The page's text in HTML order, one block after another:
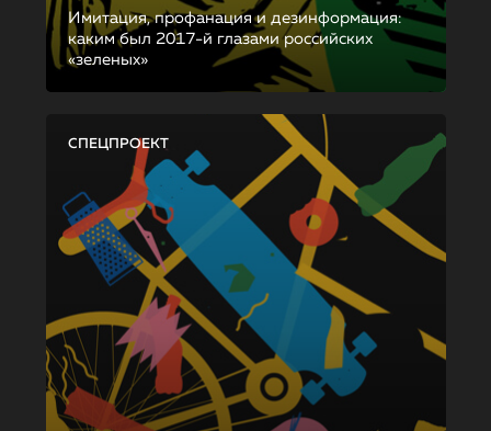
Имитация, профанация и дезинформация:
каким был 2017-й глазами российских
«зеленых»
СПЕЦПРОЕКТ